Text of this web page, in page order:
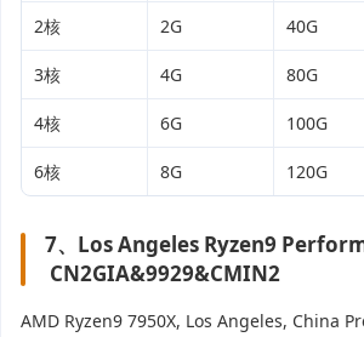
2核 2G 40G
3核 4G 80G
4核 6G 100G
6核 8G 120G
7、Los Angeles Ryzen9
CN2GIA&9929&CMIN2
AMD Ryzen9 7950X, Los Angeles, China